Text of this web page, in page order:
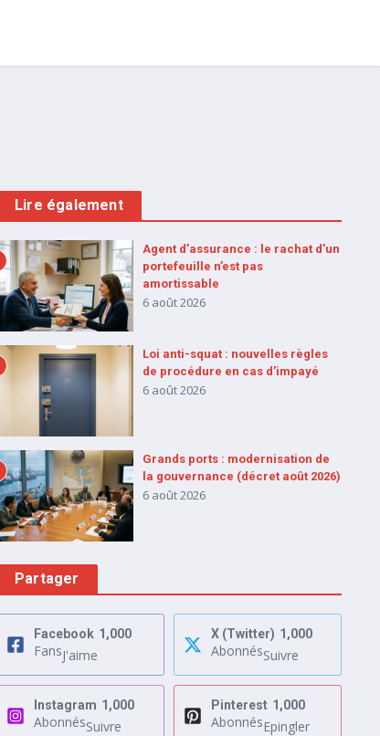
Lire également
Agent d’assurance : le rachat d’un
portefeuille n’est pas
amortissable
6 août 2026
Loi anti-squat : nouvelles règles
de procédure en cas d’impayé
6 août 2026
Grands ports : modernisation de
la gouvernance (décret août 2026)
6 août 2026
Partager
Facebook 1,000
FansJ'aime
X (Twitter) 1,000
AbonnésSuivre
Instagram 1,000
AbonnésSuivre
Pinterest 1,000
AbonnésEpingler